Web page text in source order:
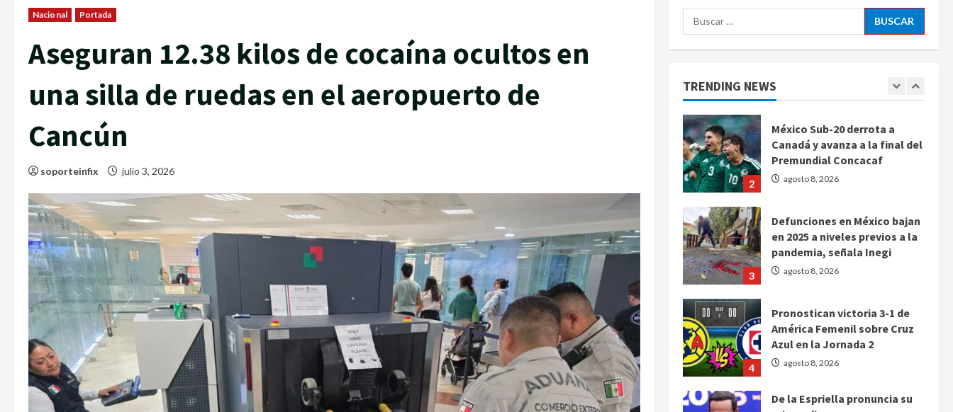
Nacional Portada
Aseguran 12.38 kilos de cocaína ocultos en
una silla de ruedas en el aeropuerto de
Cancún
soporteinfix julio 3, 2026
Buscar:
TRENDING NEWS
1
Towle, influencer que
2
México Sub-20 derrota a
Canadá y avanza a la final del
Premundial Concacaf
agosto 8, 2026
3
Defunciones en México bajan
en 2025 a niveles previos a la
pandemia, señala Inegi
agosto 8, 2026
4
Pronostican victoria 3-1 de
América Femenil sobre Cruz
Azul en la Jornada 2
agosto 8, 2026
De la Espriella pronuncia su